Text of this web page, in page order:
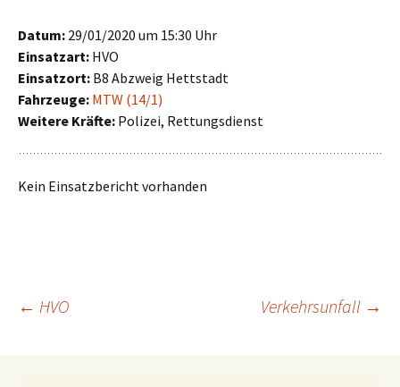
Datum: 29/01/2020 um 15:30 Uhr
Einsatzart: HVO
Einsatzort: B8 Abzweig Hettstadt
Fahrzeuge: MTW (14/1)
Weitere Kräfte: Polizei, Rettungsdienst
Kein Einsatzbericht vorhanden
Beitragsnavigation
← HVO Verkehrsunfall →